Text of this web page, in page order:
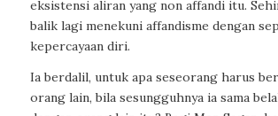
eksistensi aliran yang non affandi itu.
balik lagi menekuni affandisme dengan
kepercayaan diri.
Ia berdalil, untuk apa seseorang harus
orang lain, bila sesungguhnya ia sama